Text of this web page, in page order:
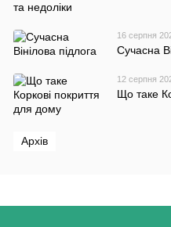
16 серпня
Сучасна
12 серпня
Що таке
Архів